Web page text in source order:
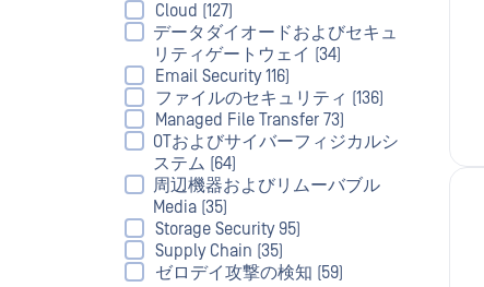
Cloud (127)
データダイオードおよびセキュ
リティゲートウェイ (34)
Email Security 116)
ファイルのセキュリティ (136)
Managed File Transfer 73)
OTおよびサイバーフィジカルシ
ステム (64)
周辺機器およびリムーバブル
Media (35)
Storage Security 95)
Supply Chain (35)
ゼロデイ攻撃の検知 (59)